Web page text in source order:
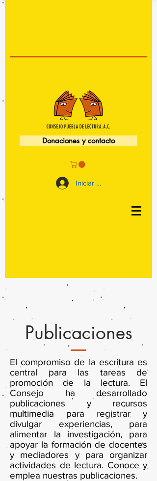
Donaciones y contacto
Iniciar sesión
Publicaciones
El compromiso de la escritura es
central para las tareas de
promoción de la lectura. El
Consejo ha desarrollado
publicaciones y recursos
multimedia para registrar y
divulgar experiencias, para
alimentar la investigación, para
apoyar la formación de docentes
y mediadores y para organizar
actividades de lectura. Conoce y
emplea nuestras publicaciones.